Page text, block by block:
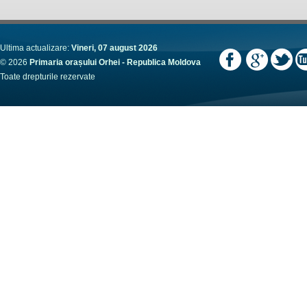
Ultima actualizare: Vineri, 07 august 2026
© 2026 Primaria orașului Orhei - Republica Moldova
Toate drepturile rezervate